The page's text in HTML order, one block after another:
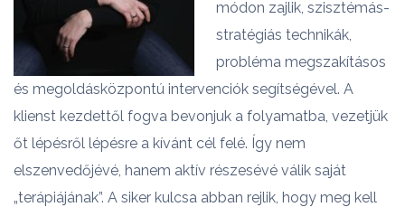
módon zajlik, szisztémás-
stratégiás technikák,
probléma megszakításos
és megoldásközpontú intervenciók segítségével. A
klienst kezdettől fogva bevonjuk a folyamatba, vezetjük
őt lépésről lépésre a kívánt cél felé. Így nem
elszenvedőjévé, hanem aktív részesévé válik saját
„terápiájának”. A siker kulcsa abban rejlik, hogy meg kell